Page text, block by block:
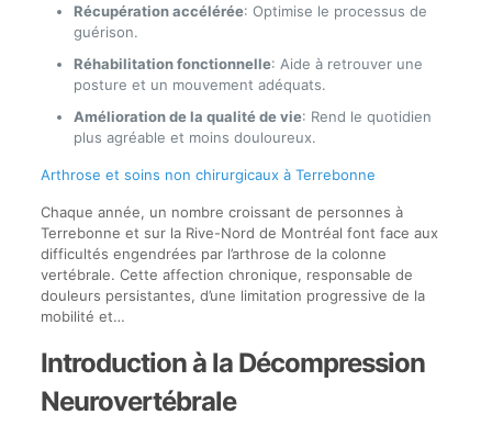
Récupération accélérée: Optimise le processus de
guérison.
Réhabilitation fonctionnelle: Aide à retrouver une
posture et un mouvement adéquats.
Amélioration de la qualité de vie: Rend le quotidien
plus agréable et moins douloureux.
Arthrose et soins non chirurgicaux à Terrebonne
Chaque année, un nombre croissant de personnes à
Terrebonne et sur la Rive-Nord de Montréal font face aux
difficultés engendrées par l’arthrose de la colonne
vertébrale. Cette affection chronique, responsable de
douleurs persistantes, d’une limitation progressive de la
mobilité et…
Introduction à la Décompression
Neurovertébrale